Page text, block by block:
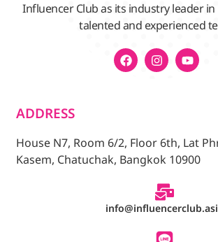
Influencer Club as its industry leader
talented and experienced
ADDRESS
House N7, Room 6/2, Floor 6th, Lat
Kasem, Chatuchak, Bangkok 10900